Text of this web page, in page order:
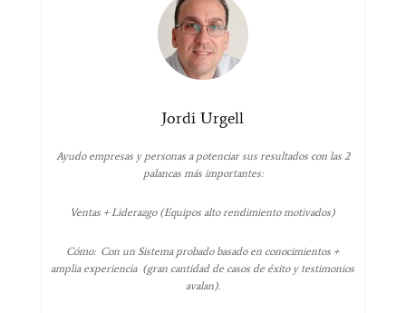
Jordi Urgell
Ayudo empresas y personas a potenciar sus resultados con las 2
palancas más importantes:
Ventas + Liderazgo (Equipos alto rendimiento motivados)
Cómo: Con un Sistema probado basado en conocimientos +
amplia experiencia (gran cantidad de casos de éxito y testimonios
avalan).